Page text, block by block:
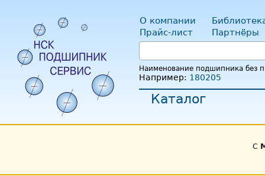
О компании
Прайс-лист
Партнёры
Наименование подшипника без
Например: 180205
Каталог
С